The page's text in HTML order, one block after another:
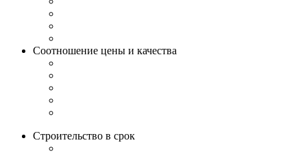
Соотношение цены и качества
Строительство в срок